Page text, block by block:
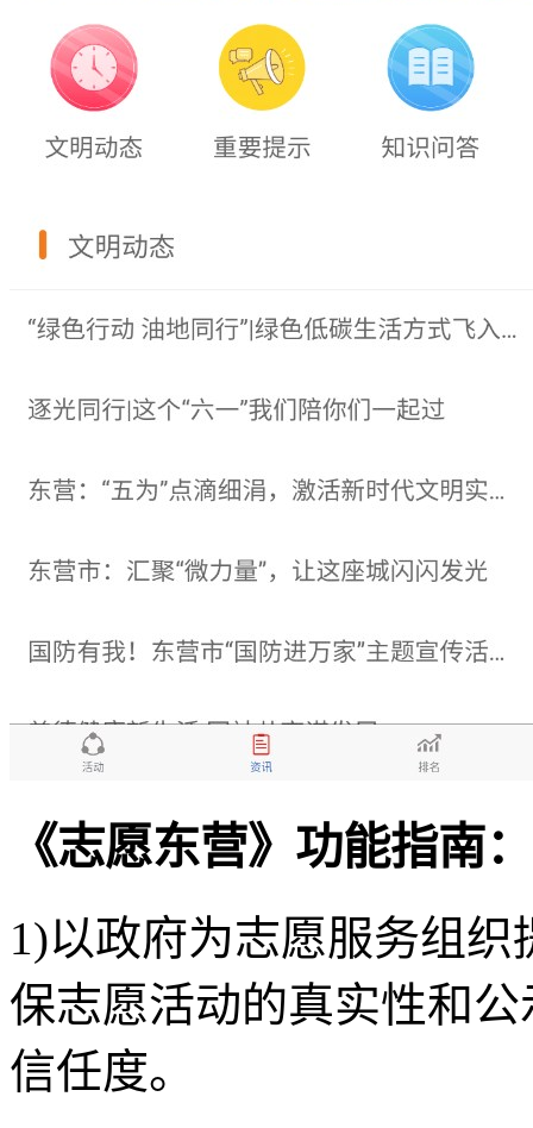
《志愿东营》功能指南：
1)以政府为志愿服务组
保志愿活动的真实性和
信任度。